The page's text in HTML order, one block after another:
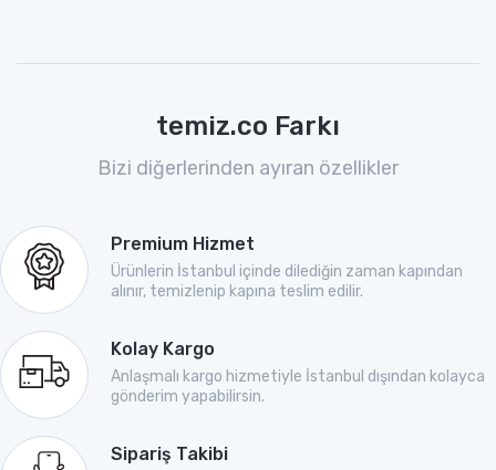
temiz.co Farkı
Bizi diğerlerinden ayıran özellikler
Premium Hizmet
Ürünlerin İstanbul içinde dilediğin zaman kapından
alınır, temizlenip kapına teslim edilir.
Kolay Kargo
Anlaşmalı kargo hizmetiyle İstanbul dışından kolayca
gönderim yapabilirsin.
Sipariş Takibi